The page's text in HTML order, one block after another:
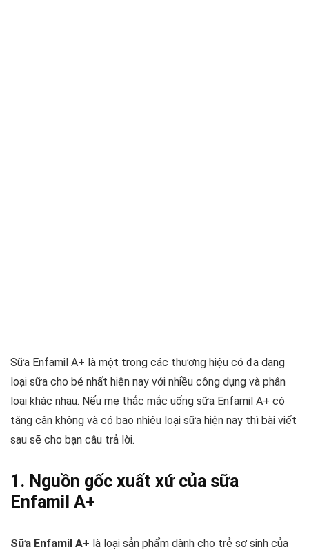
Sữa Enfamil A+ là một trong các thương hiệu có đa dạng
loại sữa cho bé nhất hiện nay với nhiều công dụng và phân
loại khác nhau. Nếu mẹ thắc mắc uống sữa Enfamil A+ có
tăng cân không và có bao nhiêu loại sữa hiện nay thì bài viết
sau sẽ cho bạn câu trả lời.
1. Nguồn gốc xuất xứ của sữa
Enfamil A+
Sữa Enfamil A+ là loại sản phẩm dành cho trẻ sơ sinh của